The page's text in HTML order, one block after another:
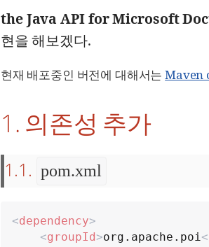
the Java API for Microsoft
현을 해보겠다.
현재 배포중인 버전에 대해서는Maven
1. 의존성 추가
1.1. pom.xml
<dependency>
<groupId>org.apache.poi